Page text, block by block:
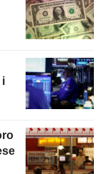
i